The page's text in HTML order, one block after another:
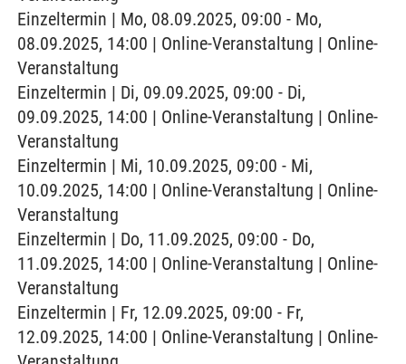
Einzeltermin | Mo, 08.09.2025, 09:00 - Mo,
08.09.2025, 14:00 | Online-Veranstaltung | Online-
Veranstaltung
Einzeltermin | Di, 09.09.2025, 09:00 - Di,
09.09.2025, 14:00 | Online-Veranstaltung | Online-
Veranstaltung
Einzeltermin | Mi, 10.09.2025, 09:00 - Mi,
10.09.2025, 14:00 | Online-Veranstaltung | Online-
Veranstaltung
Einzeltermin | Do, 11.09.2025, 09:00 - Do,
11.09.2025, 14:00 | Online-Veranstaltung | Online-
Veranstaltung
Einzeltermin | Fr, 12.09.2025, 09:00 - Fr,
12.09.2025, 14:00 | Online-Veranstaltung | Online-